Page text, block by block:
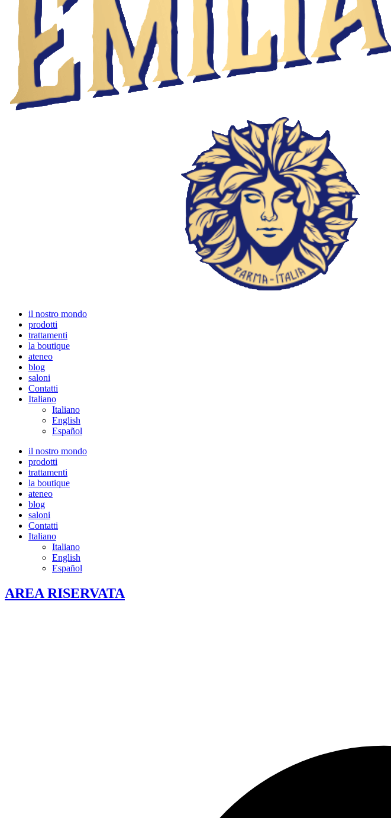
il nostro mondo
prodotti
trattamenti
la boutique
ateneo
blog
saloni
Contatti
Italiano
Italiano
English
Español
il nostro mondo
prodotti
trattamenti
la boutique
ateneo
blog
saloni
Contatti
Italiano
Italiano
English
Español
AREA RISERVATA